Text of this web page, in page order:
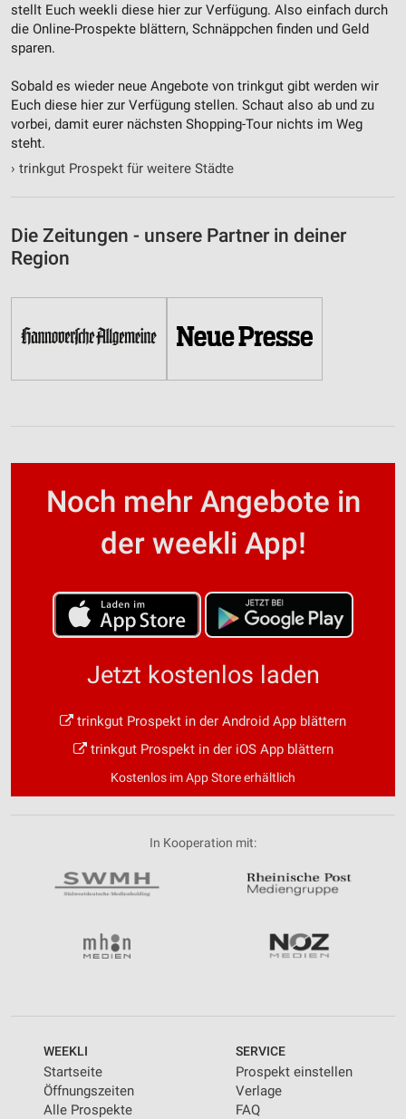
stellt Euch weekli diese hier zur Verfügung. Also einfach durch
die Online-Prospekte blättern, Schnäppchen finden und Geld
sparen.
Sobald es wieder neue Angebote von trinkgut gibt werden wir
Euch diese hier zur Verfügung stellen. Schaut also ab und zu
vorbei, damit eurer nächsten Shopping-Tour nichts im Weg
steht.
› trinkgut Prospekt für weitere Städte
Die Zeitungen - unsere Partner in deiner
Region
Noch mehr Angebote in
der weekli App!
Jetzt kostenlos laden
trinkgut Prospekt in der Android App blättern
trinkgut Prospekt in der iOS App blättern
Kostenlos im App Store erhältlich
In Kooperation mit:
WEEKLI
Startseite
Öffnungszeiten
Alle Prospekte
SERVICE
Prospekt einstellen
Verlage
FAQ
Verwendung genauer Standortdaten
Geräte anhand von aktiv angeforderten
Nicht-IAB-Verarbeitungszwecke:
Notwendig
Werbung